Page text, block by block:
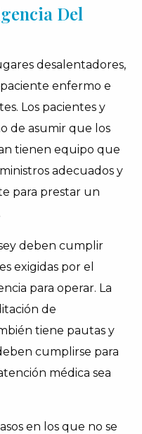
Del
desalentadores,
enfermo e
Los pacientes y
de asumir que los
tienen equipo que
adecuados y
para prestar un
deben cumplir
exigidas por el
para operar. La
de
tiene pautas y
cumplirse para
médica sea
en los que no se